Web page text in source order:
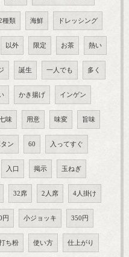
種類 海鮮 ドレッシング
以外 限定 お茶 熱い
誕生 一人でも 多く
かき揚げ インゲン
味 用意 味変 旨味
ン 60 入ってすぐ
入口 掲示 玉ねぎ
32席 2人席 4人掛け
円 小ジョッキ 350円
ち粉 使い方 仕上がり